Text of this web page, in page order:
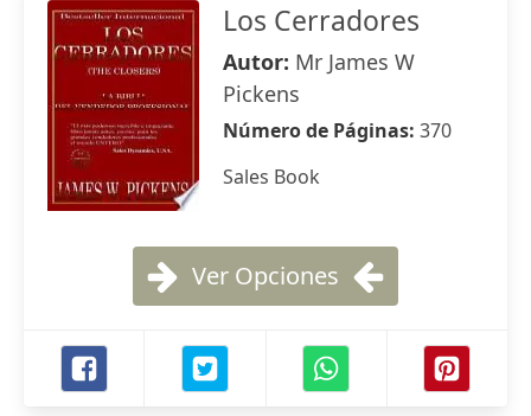
Los Cerradores
Autor: Mr James W
Pickens
Número de Páginas: 370
Sales Book
Ver Opciones